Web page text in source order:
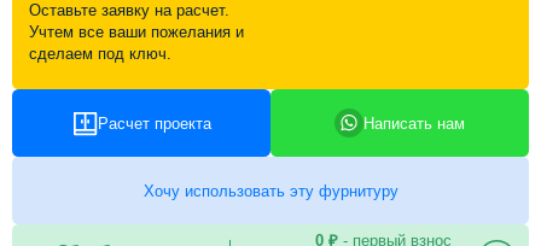
Оставьте заявку на расчет.
Учтем все ваши пожелания и
сделаем под ключ.
Расчет проекта Написать нам
Хочу использовать эту фурнитуру
0 ₽- первый взнос